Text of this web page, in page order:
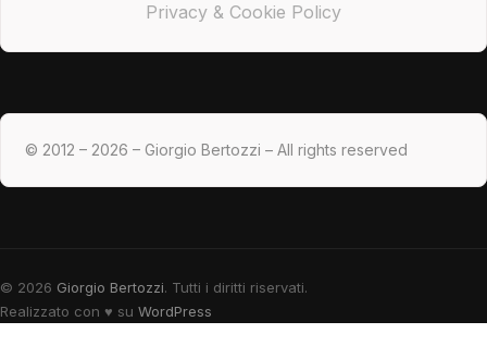
Privacy & Cookie Policy
© 2012 – 2026 – Giorgio Bertozzi – All rights reserved
© 2026 Giorgio Bertozzi. Tutti i diritti riservati.
Realizzato con ♥ su WordPress